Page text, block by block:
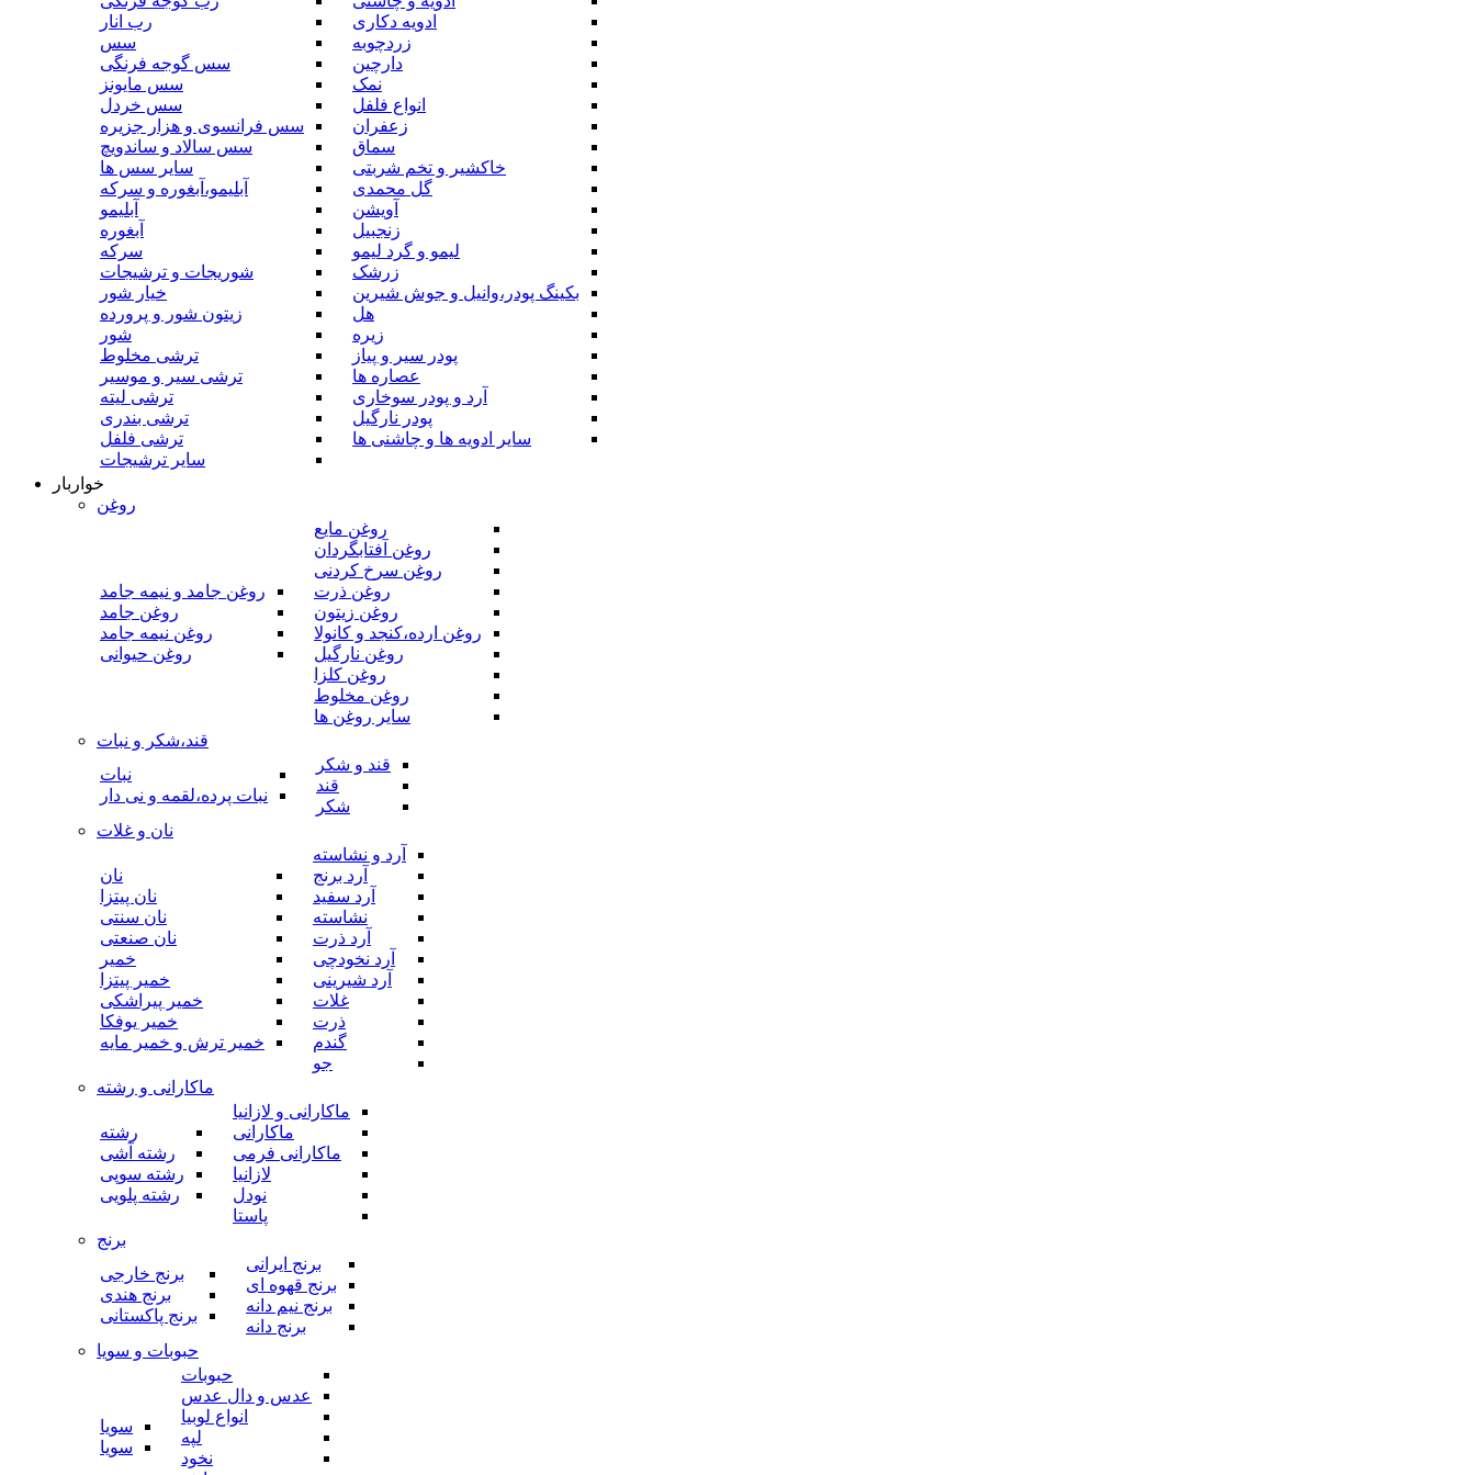
ادویه دکاری
زردچوبه
دارچین
نمک
انواع فلفل
زعفران
سماق
خاکشیر و تخم شربتی
گل محمدی
آویشن
زنجبیل
لیمو و گرد لیمو
زرشک
بکینگ پودر،وانیل و جوش شیرین
هل
زیره
پودر سیر و پیاز
عصاره ها
آرد و پودر سوخاری
پودر نارگیل
سایر ادویه ها و چاشنی ها
رب انار
سس
سس گوجه فرنگی
سس مایونز
سس خردل
سس فرانسوی و هزار جزیره
سس سالاد و ساندویچ
سایر سس ها
آبلیمو،آبغوره و سرکه
آبلیمو
آبغوره
سرکه
شوریجات و ترشیجات
خیار شور
زیتون شور و پرورده
شور
ترشی مخلوط
ترشی سیر و موسیر
ترشی لیته
ترشی بندری
ترشی فلفل
سایر ترشیجات
خواربار
روغن
روغن مایع
روغن آفتابگردان
روغن سرخ کردنی
روغن ذرت
روغن زیتون
روغن ارده،کنجد و کانولا
روغن نارگیل
روغن کلزا
روغن مخلوط
سایر روغن ها
روغن جامد و نیمه جامد
روغن جامد
روغن نیمه جامد
روغن حیوانی
قند،شکر و نبات
قند و شکر
قند
شکر
نبات
نبات پرده،لقمه و نی دار
نان و غلات
آرد و نشاسته
آرد برنج
آرد سفید
نشاسته
آرد ذرت
آرد نخودچی
آرد شیرینی
غلات
ذرت
گندم
جو
نان
نان پیتزا
نان سنتی
نان صنعتی
خمیر
خمیر پیتزا
خمیر پیراشکی
خمیر یوفکا
خمیر ترش و خمیر مایه
ماکارانی و رشته
ماکارانی و لازانیا
ماکارانی
ماکارانی فرمی
لازانیا
نودل
پاستا
رشته
رشته آشی
رشته سوپی
رشته پلویی
برنج
برنج ایرانی
برنج قهوه ای
برنج نیم دانه
برنج دانه
برنج خارجی
برنج هندی
برنج پاکستانی
حبوبات و سویا
حبوبات
عدس و دال عدس
انواع لوبیا
لپه
نخود
سویا
سویا